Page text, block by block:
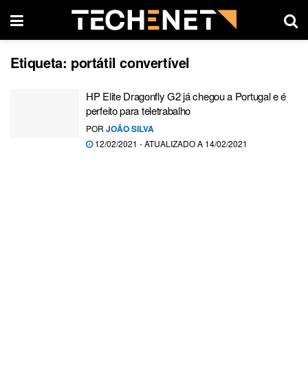
Etiqueta: portátil convertível
HP Elite Dragonfly G2 já chegou a Portugal e é
perfeito para teletrabalho
POR JOÃO SILVA
12/02/2021 - ATUALIZADO A 14/02/2021